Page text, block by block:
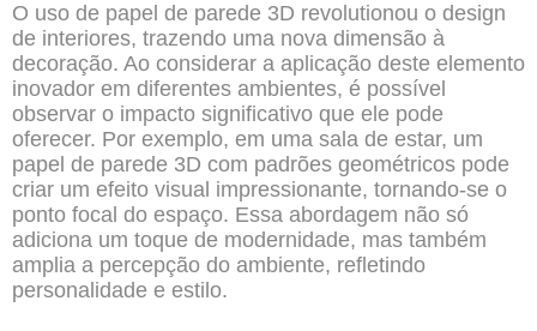
O uso de papel de parede 3D revolutionou o design
de interiores, trazendo uma nova dimensão à
decoração. Ao considerar a aplicação deste elemento
inovador em diferentes ambientes, é possível
observar o impacto significativo que ele pode
oferecer. Por exemplo, em uma sala de estar, um
papel de parede 3D com padrões geométricos pode
criar um efeito visual impressionante, tornando-se o
ponto focal do espaço. Essa abordagem não só
adiciona um toque de modernidade, mas também
amplia a percepção do ambiente, refletindo
personalidade e estilo.